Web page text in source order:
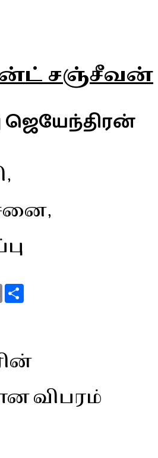
சஞ்சீவன்
ஜெயேந்திரன்
Email
விபரம்